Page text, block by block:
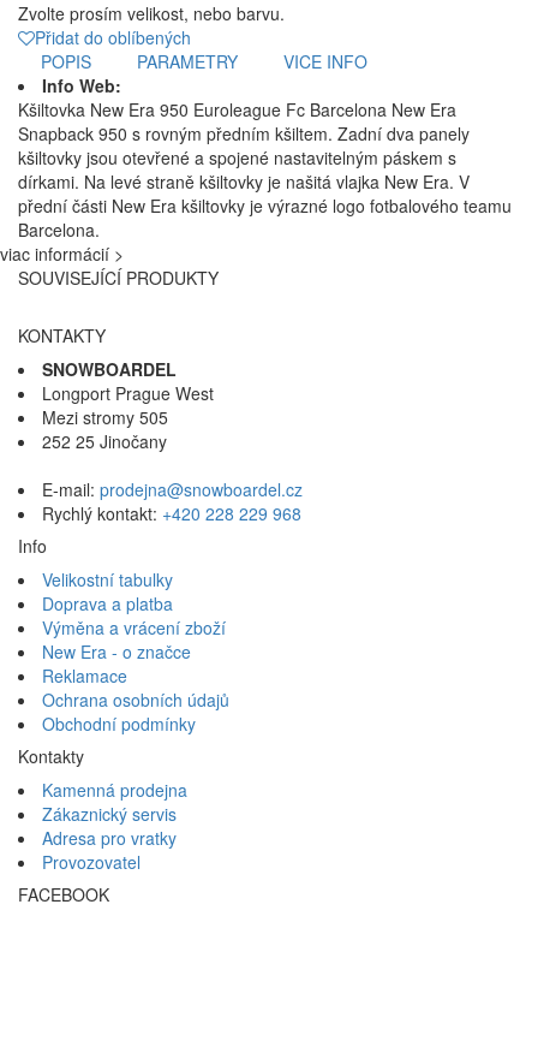
Zvolte prosím velikost, nebo barvu.
Přidat do oblíbených
POPIS
PARAMETRY
VICE INFO
Info Web:
Kšiltovka New Era 950 Euroleague Fc Barcelona New Era
Snapback 950 s rovným předním kšiltem. Zadní dva panely
kšiltovky jsou otevřené a spojené nastavitelným páskem s
dírkami. Na levé straně kšiltovky je našitá vlajka New Era. V
přední části New Era kšiltovky je výrazné logo fotbalového teamu
Barcelona.
viac informácií >
SOUVISEJÍCÍ PRODUKTY
KONTAKTY
SNOWBOARDEL
Longport Prague West
Mezi stromy 505
252 25 Jinočany
E-mail: prodejna@snowboardel.cz
Rychlý kontakt: +420 228 229 968
Info
Velikostní tabulky
Doprava a platba
Výměna a vrácení zboží
New Era - o značce
Reklamace
Ochrana osobních údajů
Obchodní podmínky
Kontakty
Kamenná prodejna
Zákaznický servis
Adresa pro vratky
Provozovatel
FACEBOOK